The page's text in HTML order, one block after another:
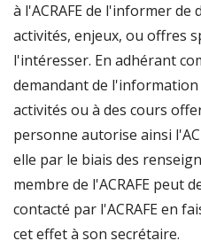
à l'ACRAFE de l'informer
activités, enjeux, ou offres
l'intéresser. En adhérant
demandant de
activités ou à des cours
personne autorise ainsi
elle par le biais des
membre de l'ACRAFE peut
contacté par l'ACRAFE en
cet effet à son secrétaire.